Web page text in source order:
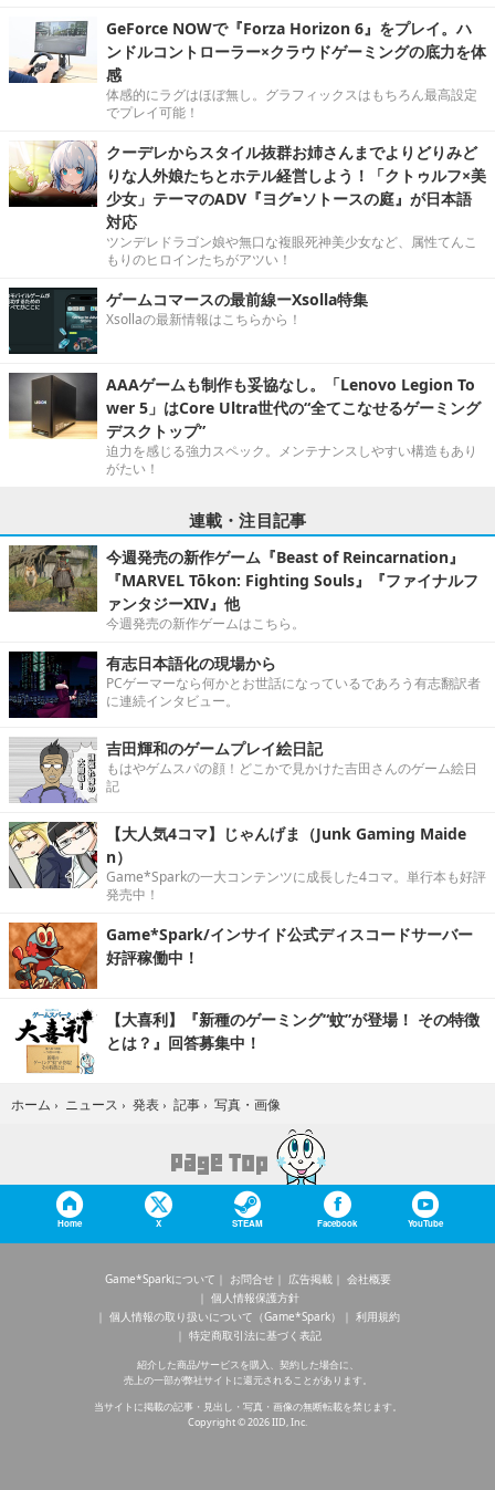
GeForce NOWで『Forza Horizon 6』をプレイ。ハ
ンドルコントローラー×クラウドゲーミングの底力を体
感
体感的にラグはほぼ無し。グラフィックスはもちろん最高設定
でプレイ可能！
クーデレからスタイル抜群お姉さんまでよりどりみど
りな人外娘たちとホテル経営しよう！「クトゥルフ×美
少女」テーマのADV『ヨグ=ソトースの庭』が日本語
対応
ツンデレドラゴン娘や無口な複眼死神美少女など、属性てんこ
もりのヒロインたちがアツい！
ゲームコマースの最前線ーXsolla特集
Xsollaの最新情報はこちらから！
AAAゲームも制作も妥協なし。「Lenovo Legion To
wer 5」はCore Ultra世代の“全てこなせるゲーミング
デスクトップ”
迫力を感じる強力スペック。メンテナンスしやすい構造もあり
がたい！
連載・注目記事
今週発売の新作ゲーム『Beast of Reincarnation』
『MARVEL Tōkon: Fighting Souls』『ファイナルフ
ァンタジーXIV』他
今週発売の新作ゲームはこちら。
有志日本語化の現場から
PCゲーマーなら何かとお世話になっているであろう有志翻訳者
に連続インタビュー。
吉田輝和のゲームプレイ絵日記
もはやゲムスパの顔！どこかで見かけた吉田さんのゲーム絵日
記
【大人気4コマ】じゃんげま（Junk Gaming Maide
n）
Game*Sparkの一大コンテンツに成長した4コマ。単行本も好評
発売中！
Game*Spark/インサイド公式ディスコードサーバー
好評稼働中！
【大喜利】『新種のゲーミング“蚊”が登場！ その特徴
とは？』回答募集中！
ホーム › ニュース › 発表 › 記事 › 写真・画像
Home X STEAM Facebook YouTube
Game*Sparkについて お問合せ 広告掲載
会社概要
個人情報保護方針
個人情報の取り扱いについて（Game*Spark）
利用規約
特定商取引法に基づく表記
紹介した商品/サービスを購入、契約した場合に、
売上の一部が弊社サイトに還元されることがあります。
当サイトに掲載の記事・見出し・写真・画像の無断転載を禁じます。
Copyright © 2026 IID, Inc.